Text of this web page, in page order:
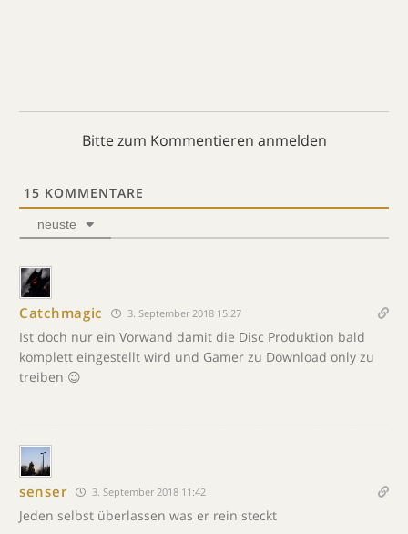
Bitte zum Kommentieren anmelden
15 KOMMENTARE
neuste
Catchmagic 3. September 2018 15:27
Ist doch nur ein Vorwand damit die Disc Produktion bald
komplett eingestellt wird und Gamer zu Download only zu
treiben 😉
senser 3. September 2018 11:42
Jeden selbst überlassen was er rein steckt